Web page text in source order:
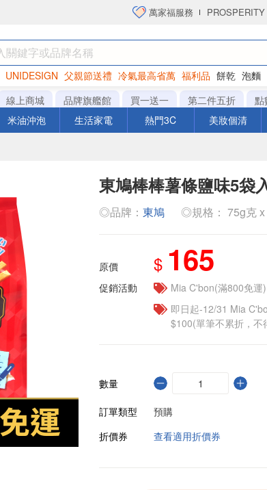
萬家福服務
UNIDESIGN 父親節送禮 冷氣最高省萬 福利品 餅乾 泡麵
罐頭 海苔 洋芋片
線上商城 品牌旗艦館 買一送一 第二件五折 點
米油沖泡 生活家電 熱門3C 美妝個清
東鳩棒棒薯條鹽味5袋
◎品牌： 東鳩 ◎規格： 75g克
原價 $ 165
促銷活動
Mia C'bon(滿800免運)
即日起-12/31 Mia
$100(單筆不累折，不
數量
訂單類型
預購
折價券
查看適用折價券